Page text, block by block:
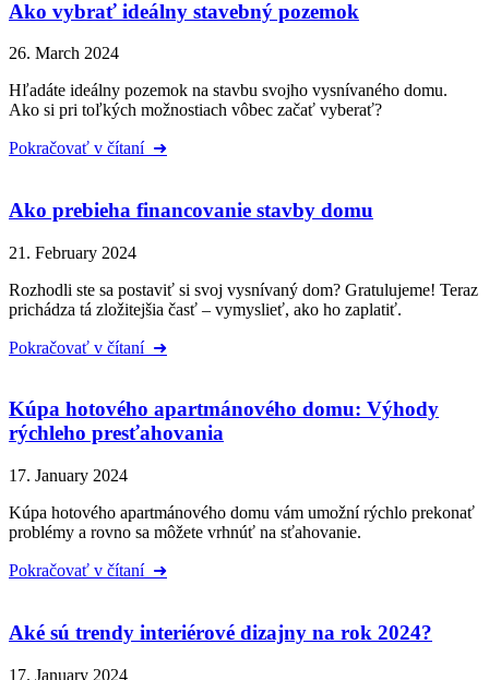
Ako vybrať ideálny stavebný pozemok
26. March 2024
Hľadáte ideálny pozemok na stavbu svojho vysnívaného domu.
Ako si pri toľkých možnostiach vôbec začať vyberať?
Pokračovať v čítaní ➜
Ako prebieha financovanie stavby domu
21. February 2024
Rozhodli ste sa postaviť si svoj vysnívaný dom? Gratulujeme! Teraz
prichádza tá zložitejšia časť – vymyslieť, ako ho zaplatiť.
Pokračovať v čítaní ➜
Kúpa hotového apartmánového domu: Výhody
rýchleho presťahovania
17. January 2024
Kúpa hotového apartmánového domu vám umožní rýchlo prekonať
problémy a rovno sa môžete vrhnúť na sťahovanie.
Pokračovať v čítaní ➜
Aké sú trendy interiérové dizajny na rok 2024?
17. January 2024